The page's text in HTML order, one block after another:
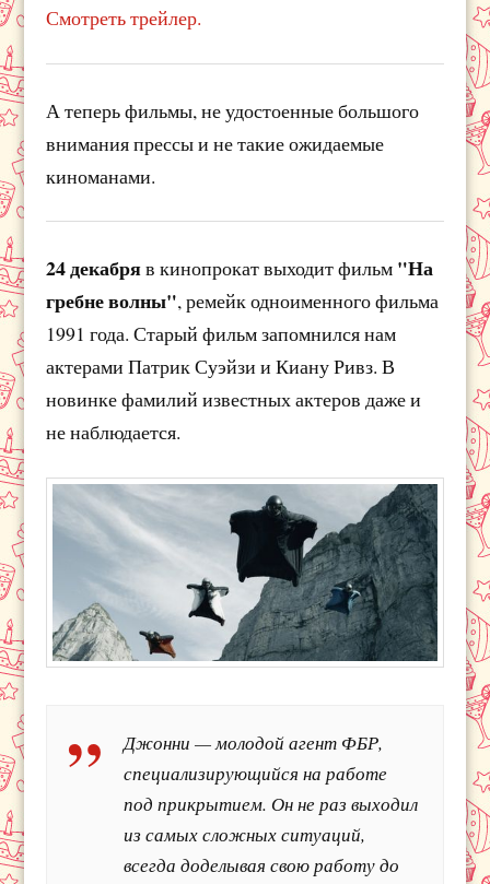
Смотреть трейлер.
А теперь фильмы, не удостоенные большого
внимания прессы и не такие ожидаемые
киноманами.
24 декабряв кинопрокат выходит фильм "На
гребне волны", ремейк одноименного фильма
1991 года. Старый фильм запомнился нам
актерами Патрик Суэйзи и Киану Ривз. В
новинке фамилий известных актеров даже и
не наблюдается.
Джонни — молодой агент ФБР,
специализирующийся на работе
под прикрытием. Он не раз выходил
из самых сложных ситуаций,
всегда доделывая свою работу до